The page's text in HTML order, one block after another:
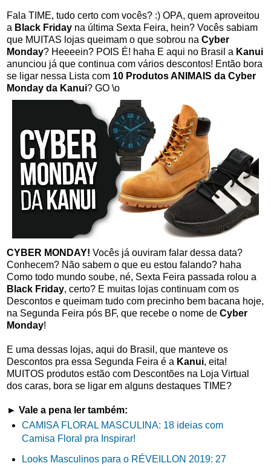
Fala TIME, tudo certo com vocês? :) OPA, quem aproveitou
a Black Friday na última Sexta Feira, hein? Vocês sabiam
que MUITAS lojas queimam o que sobrou na Cyber
Monday? Heeeein? POIS É! haha E aqui no Brasil a Kanui
anunciou já que continua com vários descontos! Então bora
se ligar nessa Lista com 10 Produtos ANIMAIS da Cyber
Monday da Kanui? GO \o
CYBER MONDAY! Vocês já ouviram falar dessa data?
Conhecem? Não sabem o que eu estou falando? haha
Como todo mundo soube, né, Sexta Feira passada rolou a
Black Friday, certo? E muitas lojas continuam com os
Descontos e queimam tudo com precinho bem bacana hoje,
na Segunda Feira pós BF, que recebe o nome de Cyber
Monday!
E uma dessas lojas, aqui do Brasil, que manteve os
Descontos pra essa Segunda Feira é a Kanui, eita!
MUITOS produtos estão com Descontões na Loja Virtual
dos caras, bora se ligar em alguns destaques TIME?
► Vale a pena ler também:
CAMISA FLORAL MASCULINA: 18 ideias com
Camisa Floral pra Inspirar!
Looks Masculinos para o RÉVEILLON 2019: 27